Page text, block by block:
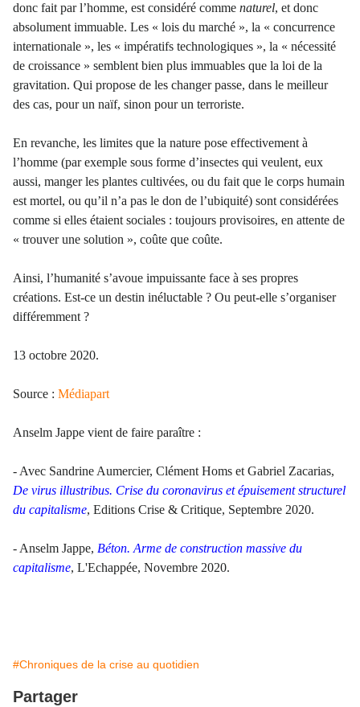
donc fait par l’homme, est considéré comme naturel, et donc
absolument immuable. Les « lois du marché », la « concurrence
internationale », les « impératifs technologiques », la « nécessité
de croissance » semblent bien plus immuables que la loi de la
gravitation. Qui propose de les changer passe, dans le meilleur
des cas, pour un naïf, sinon pour un terroriste.
En revanche, les limites que la nature pose effectivement à
l’homme (par exemple sous forme d’insectes qui veulent, eux
aussi, manger les plantes cultivées, ou du fait que le corps humain
est mortel, ou qu’il n’a pas le don de l’ubiquité) sont considérées
comme si elles étaient sociales : toujours provisoires, en attente de
« trouver une solution », coûte que coûte.
Ainsi, l’humanité s’avoue impuissante face à ses propres
créations. Est-ce un destin inéluctable ? Ou peut-elle s’organiser
différemment ?
13 octobre 2020.
Source : Médiapart
Anselm Jappe vient de faire paraître :
- Avec Sandrine Aumercier, Clément Homs et Gabriel Zacarias,
De virus illustribus. Crise du coronavirus et épuisement structurel
du capitalisme, Editions Crise & Critique, Septembre 2020.
- Anselm Jappe, Béton. Arme de construction massive du
capitalisme, L'Echappée, Novembre 2020.
#Chroniques de la crise au quotidien
Partager